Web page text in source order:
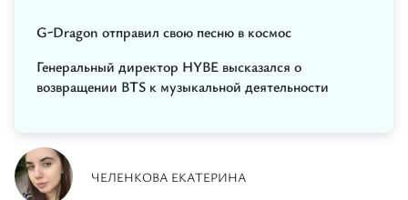
G-Dragon отправил свою песню в космос
Генеральный директор HYBE высказался о
возвращении BTS к музыкальной деятельности
ЧЕЛЕНКОВА ЕКАТЕРИНА